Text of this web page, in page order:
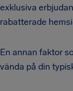
exklusiva
rabatterade
En annan faktor
vända på din